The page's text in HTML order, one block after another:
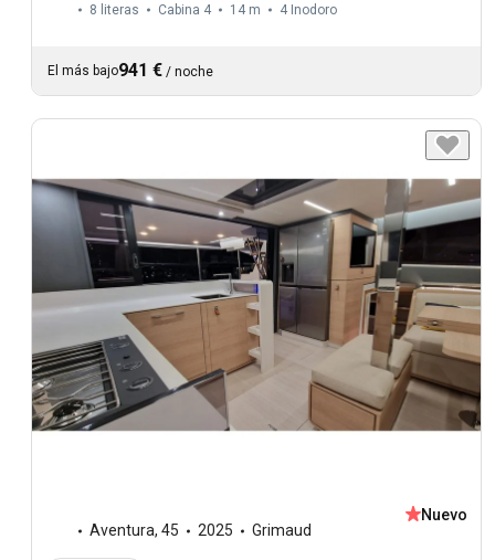
8 literas Cabina 4 14 m 4 Inodoro
El más bajo941 € / noche
Aventura, 45 2025 Grimaud
Nuevo